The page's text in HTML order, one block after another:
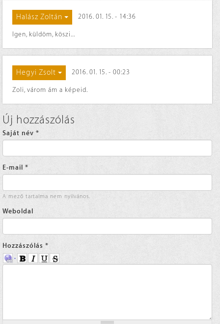
Halász Zoltán 2016. 01. 15. - 14:36
Igen, küldöm, köszi...
Hegyi Zsolt 2016. 01. 15. - 00:23
Zoli, várom ám a képeid.
Új hozzászólás
Saját név *
E-mail *
A mező tartalma nem nyilvános.
Weboldal
Hozzászólás *